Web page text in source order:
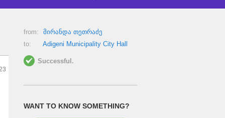
from:
მირანდა თეთრაძე
to:
Adigeni Municipality City Hall
Successful.
WANT TO KNOW SOMETHING?